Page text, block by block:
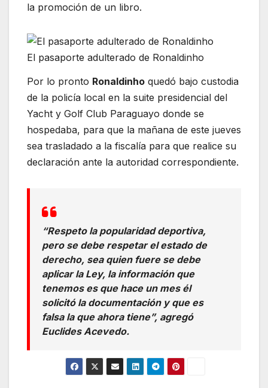
la promoción de un libro.
El pasaporte adulterado de Ronaldinho
Por lo pronto Ronaldinho quedó bajo custodia
de la policía local en la suite presidencial del
Yacht y Golf Club Paraguayo donde se
hospedaba, para que la mañana de este jueves
sea trasladado a la fiscalía para que realice su
declaración ante la autoridad correspondiente.
“Respeto la popularidad deportiva,
pero se debe respetar el estado de
derecho, sea quien fuere se debe
aplicar la Ley, la información que
tenemos es que hace un mes él
solicitó la documentación y que es
falsa la que ahora tiene”, agregó
Euclides Acevedo.